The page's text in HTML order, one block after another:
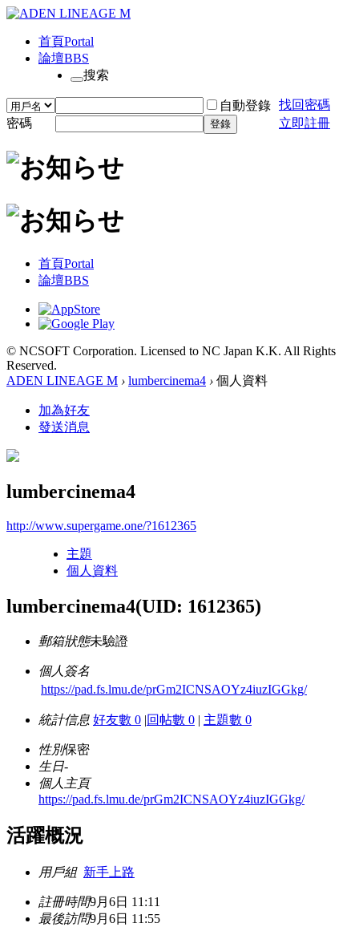
首頁Portal
論壇BBS
搜索
自動登錄 找回密碼
密碼
登錄 立即註冊
首頁Portal
論壇BBS
© NCSOFT Corporation. Licensed to NC Japan K.K. All Rights
Reserved.
ADEN LINEAGE M › lumbercinema4 › 個人資料
加為好友
發送消息
lumbercinema4
http://www.supergame.one/?1612365
主題
個人資料
lumbercinema4(UID: 1612365)
郵箱狀態未驗證
個人簽名
https://pad.fs.lmu.de/prGm2ICNSAOYz4iuzIGGkg/
統計信息 好友數 0 |回帖數 0 | 主題數 0
性別保密
生日-
個人主頁
https://pad.fs.lmu.de/prGm2ICNSAOYz4iuzIGGkg/
活躍概況
用戶組 新手上路
註冊時間9月6日 11:11
最後訪問9月6日 11:55